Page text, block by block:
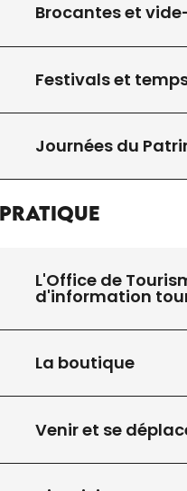
Brocantes et
Festivals et
Journées du
Pratique
L'Office de
d'information
La boutique
Venir et se
Martyrs
50
?
!